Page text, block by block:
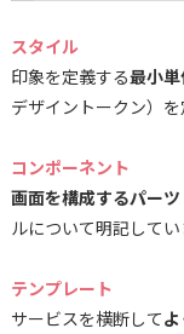
スタイル
印象を定義する最小
デザイントークン）を
コンポーネント
画面を構成するパーツ
ルについて明記してい
テンプレート
サービスを横断して